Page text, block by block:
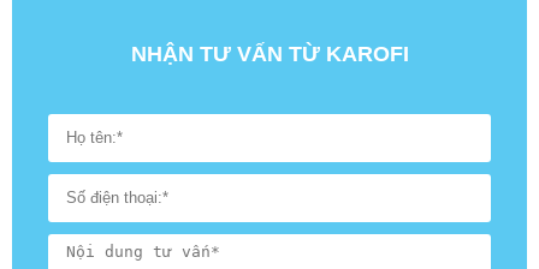
NHẬN TƯ VẤN TỪ KAROFI